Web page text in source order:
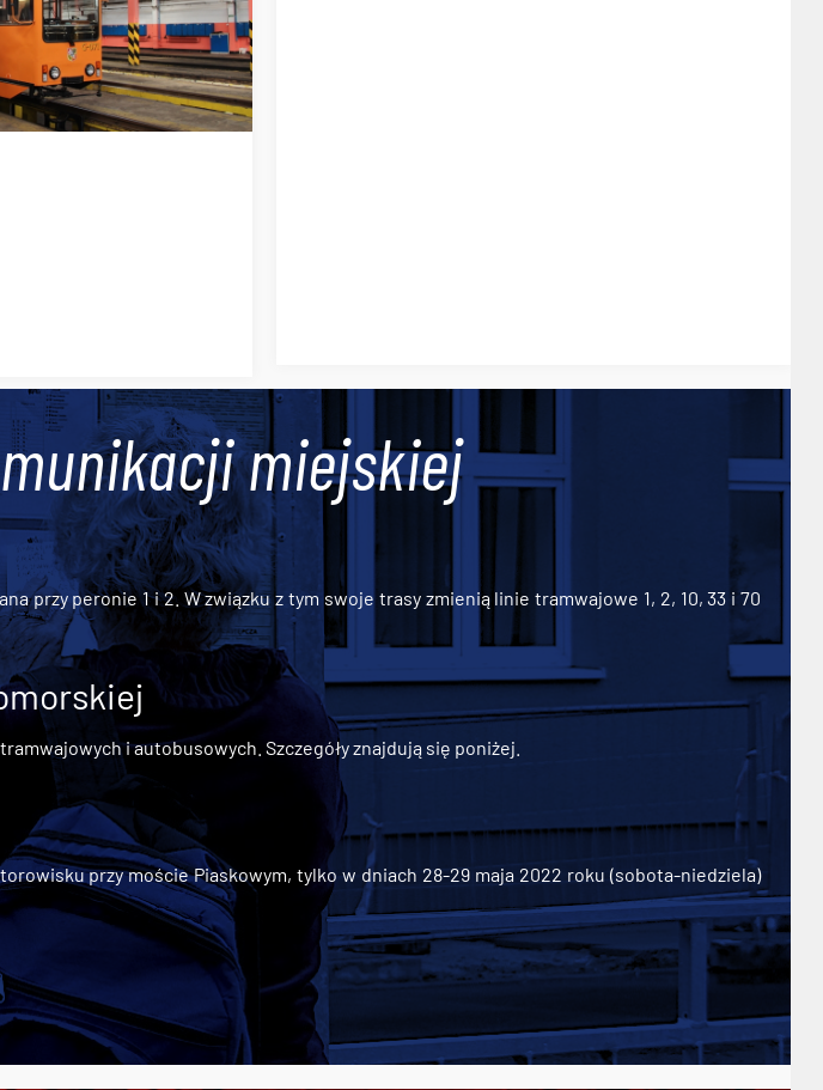
miejskiej
przy peronie 1 i 2. W związku z tym swoje trasy zmienią linie tramwajowe 1, 2, 10, 33 i 70
i autobusowych. Szczegóły znajdują się poniżej.
przy moście Piaskowym, tylko w dniach 28-29 maja 2022 roku (sobota-niedziela)